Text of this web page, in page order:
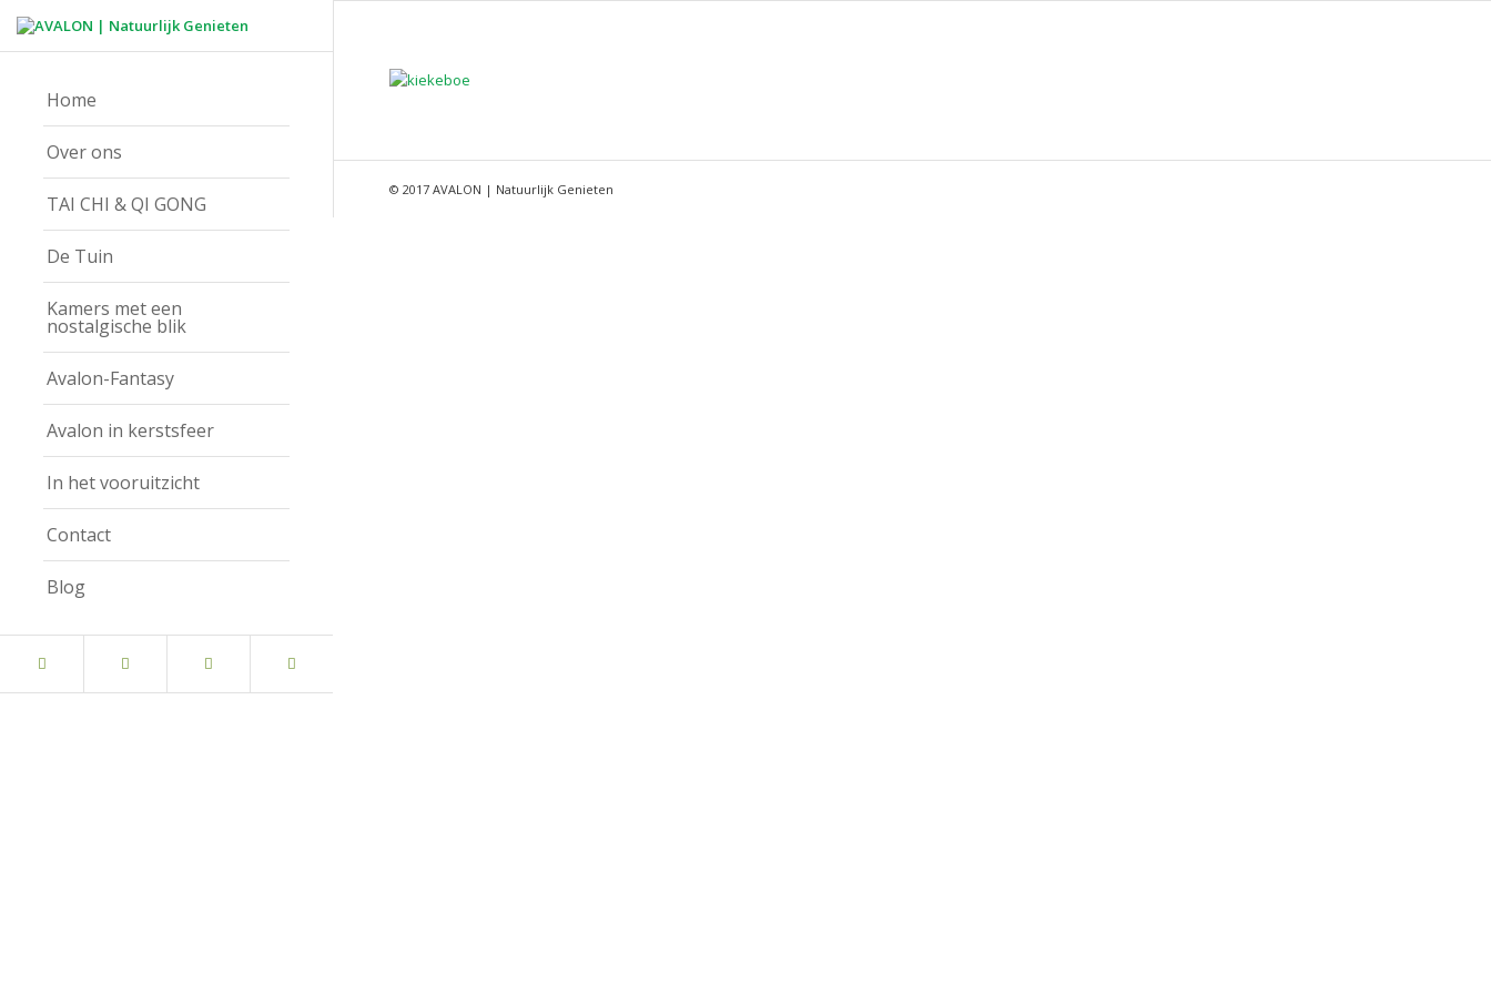
Home
Over ons
TAI CHI & QI GONG
De Tuin
Kamers met een
nostalgische blik
Avalon-Fantasy
Avalon in kerstsfeer
In het vooruitzicht
Contact
Blog
© 2017 AVALON | Natuurlijk Genieten